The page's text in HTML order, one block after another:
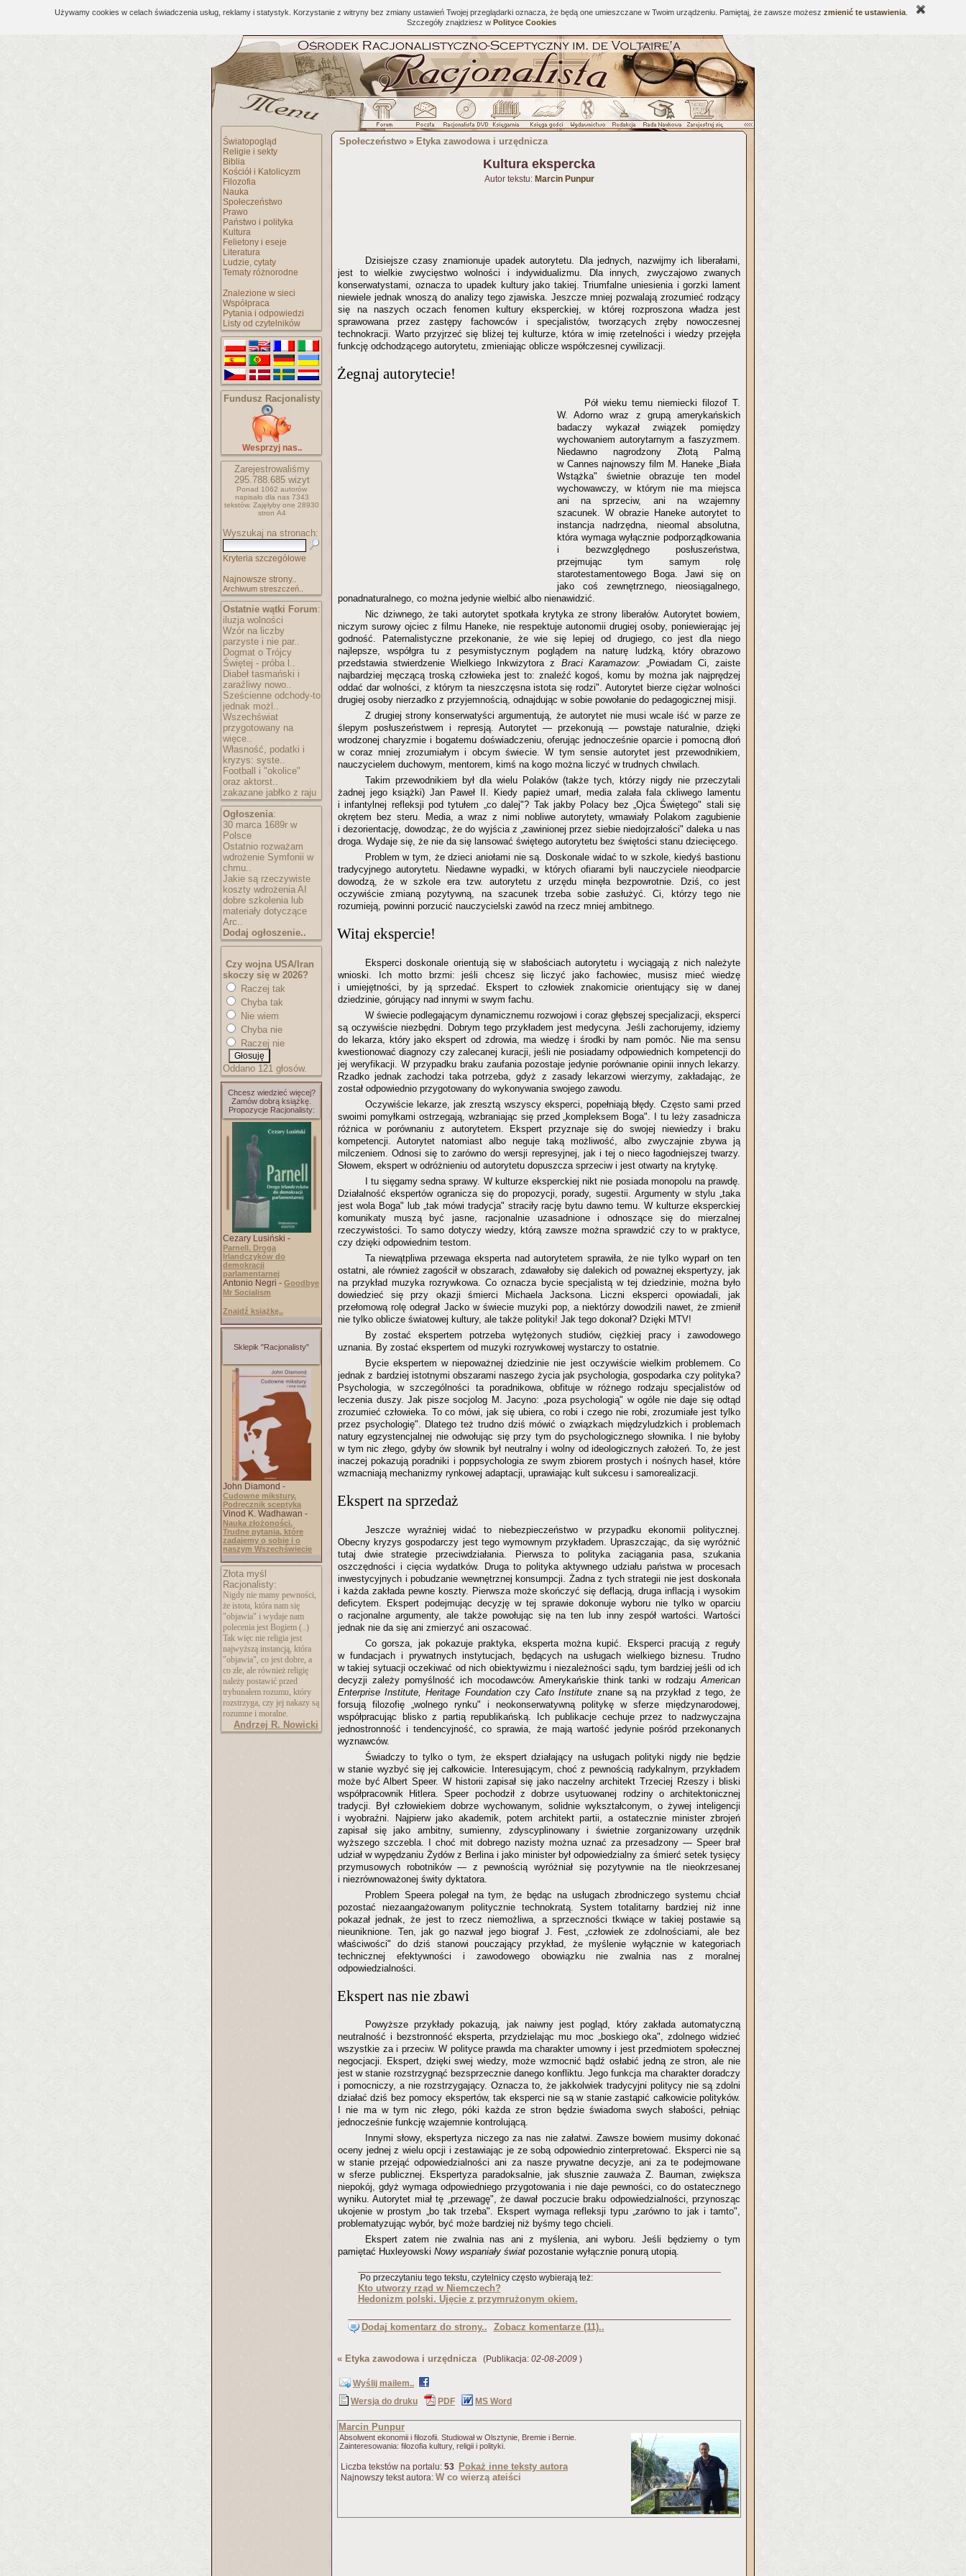
Używamy cookies w celach świadczenia usług, reklamy i statystyk. Korzystanie z witryny bez zmiany ustawień Twojej przeglądarki oznacza, że będą one umieszczane w Twoim urządzeniu. Pamiętaj, że zawsze możesz zmienić te ustawienia
Szczegóły znajdziesz w Polityce Cookies
Światopogląd
Religie i sekty
Biblia
Kościół i Katolicyzm
Filozofia
Nauka
Społeczeństwo
Prawo
Państwo i polityka
Kultura
Felietony i eseje
Literatura
Ludzie, cytaty
Tematy różnorodne
Znalezione w sieci
Współpraca
Pytania i odpowiedzi
Listy od czytelników
Fundusz Racjonalisty
Wesprzyj nas..
Zarejestrowaliśmy
295.788.685wizyt
Ponad 1062 autorów
napisało dla nas 7343
tekstów. Zajęłyby one 28930
stron A4
Wyszukaj na stronach:
Kryteria szczegółowe
Najnowsze strony..
Archiwum streszczeń..
Ostatnie wątki Forum:
iluzja wolności
Wzór na liczby
parzyste i nie par..
Dogmat o Trójcy
Świętej - próba l..
Diabeł tasmański i
zaraźliwy nowo..
Sześcienne odchody-to
jednak możl..
Wszechświat
przygotowany na
więce..
Własność, podatki i
kryzys: syste..
Football i "okolice"
oraz aktorst..
zakazane jabłko z raju
Ogłoszenia:
30 marca 1689r w
Polsce
Ostatnio rozważam
wdrożenie Symfonii w
chmu..
Jakie są rzeczywiste
koszty wdrożenia AI
dobre szkolenia lub
materiały dotyczące
Arc..
Dodaj ogłoszenie..
Czy wojna USA/Iran
skoczy się w 2026?
Raczej tak
Chyba tak
Nie wiem
Chyba nie
Raczej nie
Oddano 121 głosów.
Chcesz wiedzieć więcej?
Zamów dobrą książkę.
Propozycje Racjonalisty:
Cezary Lusiński -
Parnell. Droga
Irlandczyków do
demokracji
parlamentarnej
Antonio Negri - Goodbye
Mr Socialism
Znajdź książkę..
Sklepik "Racjonalisty"
John Diamond -
Cudowne mikstury.
Podręcznik sceptyka
Vinod K. Wadhawan -
Nauka złożoności.
Trudne pytania, które
zadajemy o sobie i o
naszym Wszechświecie
Złota myśl
Racjonalisty:
Nigdy nie mamy pewności,
że istota, która nam się
"objawia" i wydaje nam
polecenia jest Bogiem (..)
Tak więc nie religia jest
najwyższą instancją, która
"objawia", co jest dobre, a
co złe, ale również religię
należy postawić przed
trybunałem rozumu, który
rozstrzyga, czy jej nakazy są
rozumne i moralne.
Andrzej R. Nowicki
Społeczeństwo » Etyka zawodowa i urzędnicza
Kultura ekspercka
Autor tekstu: Marcin Punpur
Dzisiejsze czasy znamionuje upadek autorytetu. Dla jednych, nazwijmy ich liberałami,
jest to wielkie zwycięstwo wolności i indywidualizmu. Dla innych, zwyczajowo zwanych
konserwatystami, oznacza to upadek kultury jako takiej. Triumfalne uniesienia i gorzki lament
niewiele jednak wnoszą do analizy tego zjawiska. Jeszcze mniej pozwalają zrozumieć rodzący
się na naszych oczach fenomen kultury eksperckiej, w której rozproszona władza jest
sprawowana przez zastępy fachowców i specjalistów, tworzących zręby nowoczesnej
technokracji. Warto przyjrzeć się bliżej tej kulturze, która w imię rzetelności i wiedzy przejęła
funkcję odchodzącego autorytetu, zmieniając oblicze współczesnej cywilizacji.
Żegnaj autorytecie!
Pół wieku temu niemiecki filozof T.
W. Adorno wraz z grupą amerykańskich
badaczy wykazał związek pomiędzy
wychowaniem autorytarnym a faszyzmem.
Niedawno nagrodzony Złotą Palmą
w Cannes najnowszy film M. Haneke „Biała
Wstążka" świetnie obrazuje ten model
wychowawczy, w którym nie ma miejsca
ani na sprzeciw, ani na wzajemny
szacunek. W obrazie Haneke autorytet to
instancja nadrzędna, nieomal absolutna,
która wymaga wyłącznie podporządkowania
i bezwzględnego posłuszeństwa,
przejmując tym samym rolę
starotestamentowego Boga. Jawi się on
jako coś zewnętrznego, nieosiągalnego,
ponadnaturalnego, co można jedynie wielbić albo nienawidzić.
Nic dziwnego, że taki autorytet spotkała krytyka ze strony liberałów. Autorytet bowiem,
niczym surowy ojciec z filmu Haneke, nie respektuje autonomii drugiej osoby, poniewierając jej
godność. Paternalistyczne przekonanie, że wie się lepiej od drugiego, co jest dla niego
najlepsze, współgra tu z pesymistycznym poglądem na naturę ludzką, który obrazowo
przedstawia stwierdzenie Wielkiego Inkwizytora z Braci Karamazow: „Powiadam Ci, zaiste
najbardziej męczącą troską człowieka jest to: znaleźć kogoś, komu by można jak najprędzej
oddać dar wolności, z którym ta nieszczęsna istota się rodzi". Autorytet bierze ciężar wolności
drugiej osoby nierzadko z przyjemnością, odnajdując w sobie powołanie do pedagogicznej misji.
Z drugiej strony konserwatyści argumentują, że autorytet nie musi wcale iść w parze ze
ślepym posłuszeństwem i represją. Autorytet — przekonują — powstaje naturalnie, dzięki
wrodzonej charyzmie i bogatemu doświadczeniu, oferując jednocześnie oparcie i pomocną dłoń
w coraz mniej zrozumiałym i obcym świecie. W tym sensie autorytet jest przewodnikiem,
nauczycielem duchowym, mentorem, kimś na kogo można liczyć w trudnych chwilach.
Takim przewodnikiem był dla wielu Polaków (także tych, którzy nigdy nie przeczytali
żadnej jego książki) Jan Paweł II. Kiedy papież umarł, media zalała fala ckliwego lamentu
i infantylnej refleksji pod tytułem „co dalej"? Tak jakby Polacy bez „Ojca Świętego" stali się
okrętem bez steru. Media, a wraz z nimi nobliwe autorytety, wmawiały Polakom zagubienie
i dezorientację, dowodząc, że do wyjścia z „zawinionej przez siebie niedojrzałości" daleka u nas
droga. Wydaje się, że nie da się lansować świętego autorytetu bez świętości stanu dziecięcego.
Problem w tym, że dzieci aniołami nie są. Doskonale widać to w szkole, kiedyś bastionu
tradycyjnego autorytetu. Niedawne wypadki, w których ofiarami byli nauczyciele nieodparcie
dowodzą, że w szkole era tzw. autorytetu z urzędu minęła bezpowrotnie. Dziś, co jest
oczywiście zmianą pozytywną, na szacunek trzeba sobie zasłużyć. Ci, którzy tego nie
rozumieją, powinni porzucić nauczycielski zawód na rzecz mniej ambitnego.
Witaj ekspercie!
Eksperci doskonale orientują się w słabościach autorytetu i wyciągają z nich należyte
wnioski. Ich motto brzmi: jeśli chcesz się liczyć jako fachowiec, musisz mieć wiedzę
i umiejętności, by ją sprzedać. Ekspert to człowiek znakomicie orientujący się w danej
dziedzinie, górujący nad innymi w swym fachu.
W świecie podlegającym dynamicznemu rozwojowi i coraz głębszej specjalizacji, eksperci
są oczywiście niezbędni. Dobrym tego przykładem jest medycyna. Jeśli zachorujemy, idziemy
do lekarza, który jako ekspert od zdrowia, ma wiedzę i środki by nam pomóc. Nie ma sensu
kwestionować diagnozy czy zalecanej kuracji, jeśli nie posiadamy odpowiednich kompetencji do
jej weryfikacji. W przypadku braku zaufania pozostaje jedynie porównanie opinii innych lekarzy.
Rzadko jednak zachodzi taka potrzeba, gdyż z zasady lekarzowi wierzymy, zakładając, że
został odpowiednio przygotowany do wykonywania swojego zawodu.
Oczywiście lekarze, jak zresztą wszyscy eksperci, popełniają błędy. Często sami przed
swoimi pomyłkami ostrzegają, wzbraniając się przed „kompleksem Boga". I tu leży zasadnicza
różnica w porównaniu z autorytetem. Ekspert przyznaje się do swojej niewiedzy i braku
kompetencji. Autorytet natomiast albo neguje taką możliwość, albo zwyczajnie zbywa ją
milczeniem. Odnosi się to zarówno do wersji represyjnej, jak i tej o nieco łagodniejszej twarzy.
Słowem, ekspert w odróżnieniu od autorytetu dopuszcza sprzeciw i jest otwarty na krytykę.
I tu sięgamy sedna sprawy. W kulturze eksperckiej nikt nie posiada monopolu na prawdę.
Działalność ekspertów ogranicza się do propozycji, porady, sugestii. Argumenty w stylu „taka
jest wola Boga" lub „tak mówi tradycja" straciły rację bytu dawno temu. W kulturze eksperckiej
komunikaty muszą być jasne, racjonalnie uzasadnione i odnoszące się do mierzalnej
rzeczywistości. To samo dotyczy wiedzy, którą zawsze można sprawdzić czy to w praktyce,
czy dzięki odpowiednim testom.
Ta niewątpliwa przewaga eksperta nad autorytetem sprawiła, że nie tylko wyparł on ten
ostatni, ale również zagościł w obszarach, zdawałoby się dalekich od poważnej ekspertyzy, jak
na przykład muzyka rozrywkowa. Co oznacza bycie specjalistą w tej dziedzinie, można było
dowiedzieć się przy okazji śmierci Michaela Jacksona. Liczni eksperci opowiadali, jak
przełomową rolę odegrał Jacko w świecie muzyki pop, a niektórzy dowodzili nawet, że zmienił
nie tylko oblicze światowej kultury, ale także polityki! Jak tego dokonał? Dzięki MTV!
By zostać ekspertem potrzeba wytężonych studiów, ciężkiej pracy i zawodowego
uznania. By zostać ekspertem od muzyki rozrywkowej wystarczy to ostatnie.
Bycie ekspertem w niepoważnej dziedzinie nie jest oczywiście wielkim problemem. Co
jednak z bardziej istotnymi obszarami naszego życia jak psychologia, gospodarka czy polityka?
Psychologia, w szczególności ta poradnikowa, obfituje w różnego rodzaju specjalistów od
leczenia duszy. Jak pisze socjolog M. Jacyno: „poza psychologią" w ogóle nie daje się odtąd
zrozumieć człowieka. To co mówi, jak się ubiera, co robi i czego nie robi, zrozumiałe jest tylko
przez psychologię". Dlatego też trudno dziś mówić o związkach międzyludzkich i problemach
natury egzystencjalnej nie odwołując się przy tym do psychologicznego słownika. I nie byłoby
w tym nic złego, gdyby ów słownik był neutralny i wolny od ideologicznych założeń. To, że jest
inaczej pokazują poradniki i poppsychologia ze swym zbiorem prostych i nośnych haseł, które
wzmacniają mechanizmy rynkowej adaptacji, uprawiając kult sukcesu i samorealizacji.
Ekspert na sprzedaż
Jeszcze wyraźniej widać to niebezpieczeństwo w przypadku ekonomii politycznej.
Obecny kryzys gospodarczy jest tego wymownym przykładem. Upraszczając, da się wyróżnić
tutaj dwie strategie przeciwdziałania. Pierwsza to polityka zaciągania pasa, szukania
oszczędności i cięcia wydatków. Druga to polityka aktywnego udziału państwa w procesach
inwestycyjnych i pobudzanie wewnętrznej konsumpcji. Żadna z tych strategii nie jest doskonała
i każda zakłada pewne koszty. Pierwsza może skończyć się deflacją, druga inflacją i wysokim
deficytem. Ekspert podejmując decyzję w tej sprawie dokonuje wyboru nie tylko w oparciu
o racjonalne argumenty, ale także powołując się na ten lub inny zespół wartości. Wartości
jednak nie da się ani zmierzyć ani oszacować.
Co gorsza, jak pokazuje praktyka, eksperta można kupić. Eksperci pracują z reguły
w fundacjach i prywatnych instytucjach, będących na usługach wielkiego biznesu. Trudno
w takiej sytuacji oczekiwać od nich obiektywizmu i niezależności sądu, tym bardziej jeśli od ich
decyzji zależy pomyślność ich mocodawców. Amerykańskie think tanki w rodzaju American
Enterprise Institute,
Heritage FoundationczyCato Institute znane są na przykład z tego, że
forsują filozofię „wolnego rynku" i neokonserwatywną politykę w sferze międzynarodowej,
współpracując blisko z partią republikańską. Ich publikacje cechuje przez to nadzwyczajna
jednostronność i tendencyjność, co sprawia, że mają wartość jedynie pośród przekonanych
wyznawców.
Świadczy to tylko o tym, że ekspert działający na usługach polityki nigdy nie będzie
w stanie wyzbyć się jej całkowicie. Interesującym, choć z pewnością radykalnym, przykładem
może być Albert Speer. W historii zapisał się jako naczelny architekt Trzeciej Rzeszy i bliski
współpracownik Hitlera. Speer pochodził z dobrze usytuowanej rodziny o architektonicznej
tradycji. Był człowiekiem dobrze wychowanym, solidnie wykształconym, o żywej inteligencji
i wyobraźni. Najpierw jako akademik, potem architekt partii, a ostatecznie minister zbrojeń
zapisał się jako ambitny, sumienny, zdyscyplinowany i świetnie zorganizowany urzędnik
wyższego szczebla. I choć mit dobrego nazisty można uznać za przesadzony — Speer brał
udział w wypędzaniu Żydów z Berlina i jako minister był odpowiedzialny za śmierć setek tysięcy
przymusowych robotników — z pewnością wyróżniał się pozytywnie na tle nieokrzesanej
i niezrównoważonej świty dyktatora.
Problem Speera polegał na tym, że będąc na usługach zbrodniczego systemu chciał
pozostać niezaangażowanym politycznie technokratą. System totalitarny bardziej niż inne
pokazał jednak, że jest to rzecz niemożliwa, a sprzeczności tkwiące w takiej postawie są
nieuniknione. Ten, jak go nazwał jego biograf J. Fest, „człowiek ze zdolnościami, ale bez
właściwości" do dziś stanowi pouczający przykład, że myślenie wyłącznie w kategoriach
technicznej efektywności i zawodowego obowiązku nie zwalnia nas z moralnej
odpowiedzialności.
Ekspert nas nie zbawi
Powyższe przykłady pokazują, jak naiwny jest pogląd, który zakłada automatyczną
neutralność i bezstronność eksperta, przydzielając mu moc „boskiego oka", zdolnego widzieć
wszystkie za i przeciw. W polityce prawda ma charakter umowny i jest przedmiotem społecznej
negocjacji. Ekspert, dzięki swej wiedzy, może wzmocnić bądź osłabić jedną ze stron, ale nie
jest w stanie rozstrzygnąć bezsprzecznie danego konfliktu. Jego funkcja ma charakter doradczy
i pomocniczy, a nie rozstrzygający. Oznacza to, że jakkolwiek tradycyjni politycy nie są zdolni
działać dziś bez pomocy ekspertów, tak eksperci nie są w stanie zastąpić całkowicie polityków.
I nie ma w tym nic złego, póki każda ze stron będzie świadoma swych słabości, pełniąc
jednocześnie funkcję wzajemnie kontrolującą.
Innymi słowy, ekspertyza niczego za nas nie załatwi. Zawsze bowiem musimy dokonać
oceny jednej z wielu opcji i zestawiając je ze sobą odpowiednio zinterpretować. Eksperci nie są
w stanie przejąć odpowiedzialności ani za nasze prywatne decyzje, ani za te podejmowane
w sferze publicznej. Ekspertyza paradoksalnie, jak słusznie zauważa Z. Bauman, zwiększa
niepokój, gdyż wymaga odpowiedniego przygotowania i nie daje pewności, co do ostatecznego
wyniku. Autorytet miał tę „przewagę", że dawał poczucie braku odpowiedzialności, przynosząc
ukojenie w prostym „bo tak trzeba". Ekspert wymaga refleksji typu „zarówno to jak i tamto",
problematyzując wybór, być może bardziej niż byśmy tego chcieli.
Ekspert zatem nie zwalnia nas ani z myślenia, ani wyboru. Jeśli będziemy o tym
pamiętać Huxleyowski Nowy wspaniały świat pozostanie wyłącznie ponurą utopią.
Po przeczytaniu tego tekstu, czytelnicy często wybierają też:
Kto utworzy rząd w Niemczech?
Hedonizm polski. Ujęcie z przymrużonym okiem.
Dodaj komentarz do strony.. Zobacz komentarze (11)..
« Etyka zawodowa i urzędnicza(Publikacja: 02-08-2009 )
Wyślij mailem..
Wersja do druku
PDF MS Word
Marcin Punpur
Absolwent ekonomii i filozofii. Studiował w Olsztynie, Bremie i Bernie.
Zainteresowania: filozofia kultury, religii i polityki.
Liczba tekstów na portalu: 53 Pokaż inne teksty autora
Najnowszy tekst autora: W co wierzą ateiści